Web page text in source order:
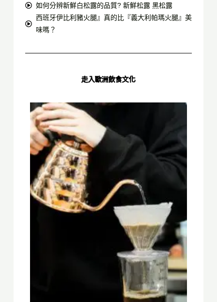
如何分辨新鮮白松露的品質? 新鮮松露 黑松露
西班牙伊比利豬火腿』真的比『義大利帕瑪火腿』美
味嗎？
走入歐洲飲食文化